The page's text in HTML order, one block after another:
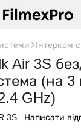
Інтерком
Air 3S
(на
GHz)
3S Написати